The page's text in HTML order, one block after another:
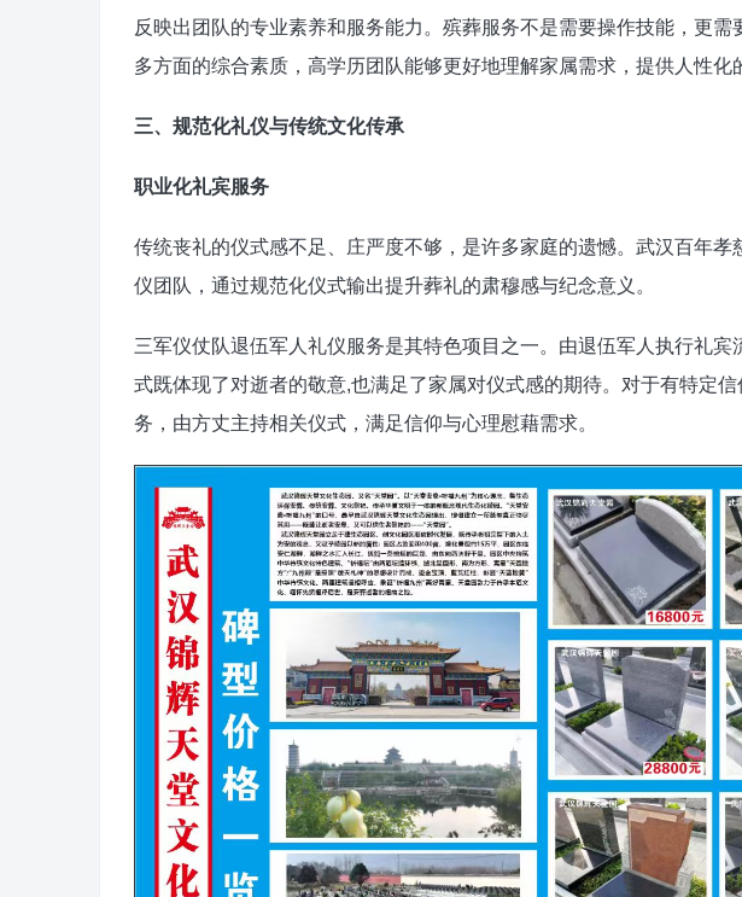
反映出团队的专业素养和服务能力。殡葬服务不是需要操作技能，更
多方面的综合素质，高学历团队能够更好地理解家属需求，提供人性化
三、规范化礼仪与传统文化传承
职业化礼宾服务
传统丧礼的仪式感不足、庄严度不够，是许多家庭的遗憾。武汉百年
仪团队，通过规范化仪式输出提升葬礼的肃穆感与纪念意义。
三军仪仗队退伍军人礼仪服务是其特色项目之一。由退伍军人执行礼
式既体现了对逝者的敬意,也满足了家属对仪式感的期待。对于有特定
务，由方丈主持相关仪式，满足信仰与心理慰藉需求。